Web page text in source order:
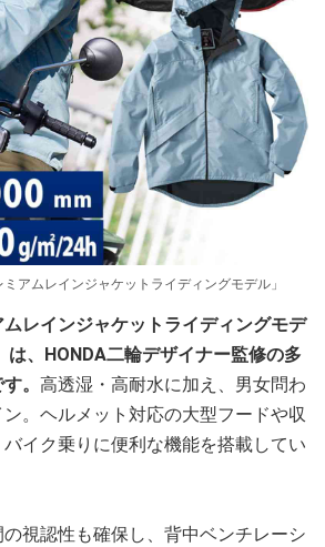
アムレインジャケットライディングモデル」
ムレインジャケットライディングモデ
は、HONDA二輪デザイナー監修の多
。 高透湿・高耐水に加え、男女問わ
。ヘルメット対応の大型フードや収
イク乗りに便利な機能を搭載してい
視認性も確保し、背中ベンチレーシ